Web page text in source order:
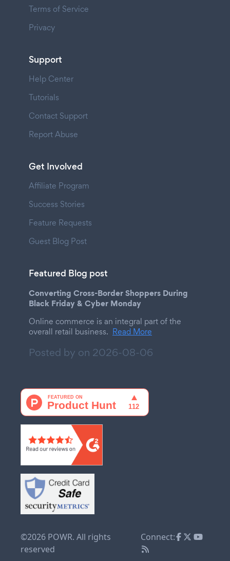
Terms of Service
Privacy
Support
Help Center
Tutorials
Contact Support
Report Abuse
Get Involved
Affiliate Program
Success Stories
Feature Requests
Guest Blog Post
Featured Blog post
Converting Cross-Border Shoppers During
Black Friday & Cyber Monday
Online commerce is an integral part of the
overall retail business. Read More
Posted by on 2026-08-06
©2026 POWR. All rights
reserved
Connect: